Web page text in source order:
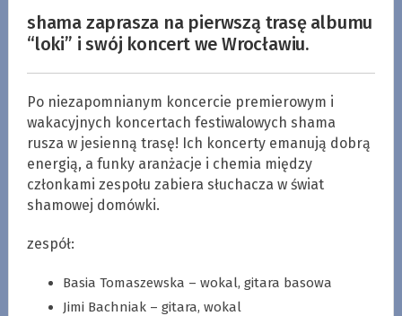
shama zaprasza na pierwszą trasę albumu
“loki” i swój koncert we Wrocławiu.
Po niezapomnianym koncercie premierowym i
wakacyjnych koncertach festiwalowych shama
rusza w jesienną trasę! Ich koncerty emanują dobrą
energią, a funky aranżacje i chemia między
członkami zespołu zabiera słuchacza w świat
shamowej domówki.
zespół:
Basia Tomaszewska – wokal, gitara basowa
Jimi Bachniak – gitara, wokal